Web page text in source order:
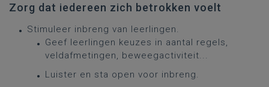
Zorg dat iedereen zich betrokken voelt
Stimuleer inbreng van leerlingen.
Geef leerlingen keuzes in aantal regels,
veldafmetingen, beweegactiviteit...
Luister en sta open voor inbreng.